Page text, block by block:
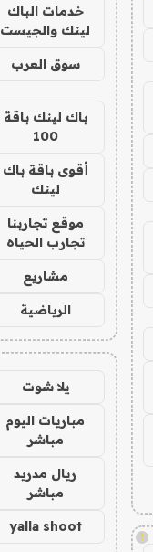
!
خدمات الباك
لينك والجيست
سوق العرب
باك لينك باقة
100
أقوى باقة باك
لينك
موقع تجاربنا
تجارب الحياه
مشاريع
الرياضية
يلا شوت
مباريات اليوم
مباشر
ريال مدريد
مباشر
yalla shoot